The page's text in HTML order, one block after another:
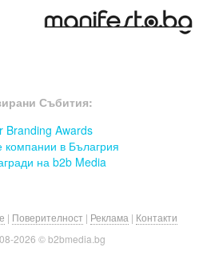
Събития:
Branding Awards
компании в Бълагрия
на b2b Media
| Поверителност | Реклама | Контакти
2026 © b2bmedia.bg